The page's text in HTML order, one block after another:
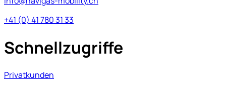
+41 (0) 41 780 31 33
Schnellzugriffe
Privatkunden